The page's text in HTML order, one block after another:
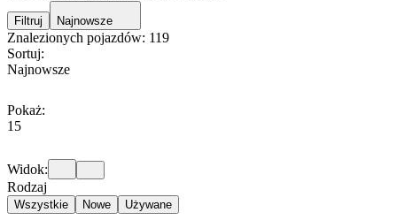
Filtruj Najnowsze
Znalezionych pojazdów: 119
Sortuj:
Najnowsze
Pokaż:
15
Widok:
Rodzaj
Wszystkie Nowe Używane